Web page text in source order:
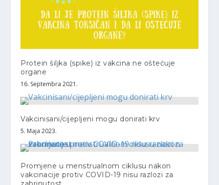
Protein šiljka (spike) iz vakcina ne oštećuje
organe
16. Septembra 2021.
Vakcinisani/cijepljeni mogu donirati krv
5. Maja 2023.
Promjene u menstrualnom ciklusu nakon
vakcinacije protiv COVID-19 nisu razlozi za